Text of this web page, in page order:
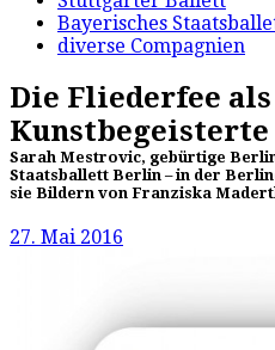
Bayerisches
diverse Compagnien
Die Fliederfee als
Kunstbegeisterte
Sarah Mestrovic, gebürtige
Staatsballett Berlin – in der
sie Bildern von Franziska
27. Mai 2016